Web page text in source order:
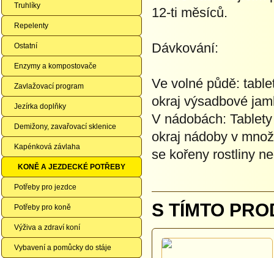
Truhlíky
Repelenty
Ostatní
Enzymy a kompostovače
Zavlažovací program
Jezírka doplňky
Demižony, zavařovací sklenice
Kapénková závlaha
KONĚ A JEZDECKÉ POTŘEBY
Potřeby pro jezdce
Potřeby pro koně
Výživa a zdraví koní
Vybavení a pomůcky do stáje
12-ti měsíců.
Dávkování:
Ve volné půdě:
okraj výsadbové
V nádobách:
okraj nádoby v
se kořeny rostliny
S TÍMTO